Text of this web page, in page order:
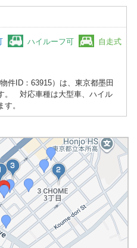
ハイルーフ可 自走式
件ID：63915）は、東京都墨田
。 対応車種は大型車、ハイル
す。